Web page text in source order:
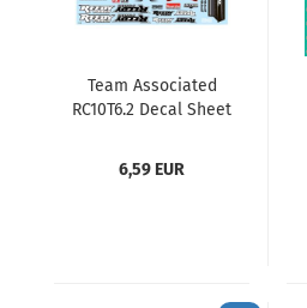
Team Associated
RC10T6.2 Decal Sheet
6,59 EUR